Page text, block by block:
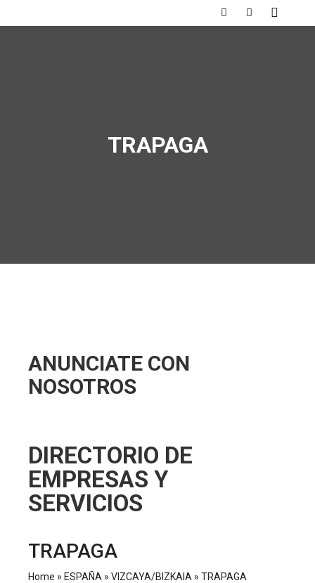
TRAPAGA
ANUNCIATE CON
NOSOTROS
DIRECTORIO DE
EMPRESAS Y
SERVICIOS
TRAPAGA
Home » ESPAÑA » VIZCAYA/BIZKAIA » TRAPAGA